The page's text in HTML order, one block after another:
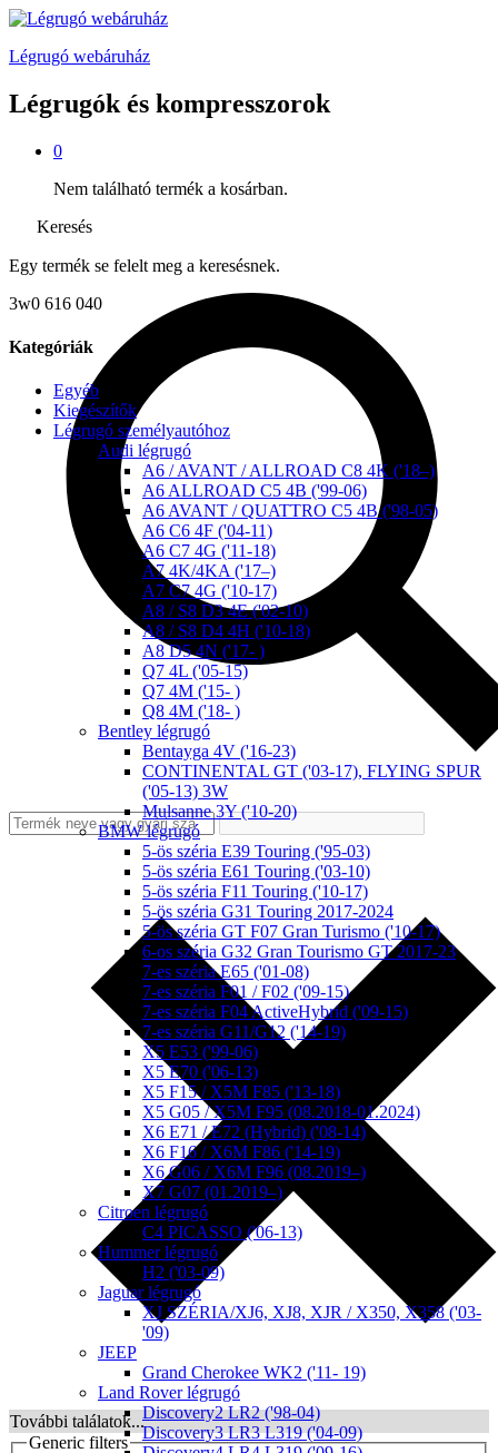
Légrugó webáruház
Légrugók és kompresszorok
0
Nem található termék a kosárban.
Keresés
További találatok...
Generic filters
Egy termék se felelt meg a keresésnek.
3w0 616 040
Kategóriák
Egyéb
Kiegészítők
Légrugó személyautóhoz
Audi légrugó
A6 / AVANT / ALLROAD C8 4K ('18–)
A6 ALLROAD C5 4B ('99-06)
A6 AVANT / QUATTRO C5 4B ('98-05)
A6 C6 4F ('04-11)
A6 C7 4G ('11-18)
A7 4K/4KA ('17–)
A7 C7 4G ('10-17)
A8 / S8 D3 4E ('02-10)
A8 / S8 D4 4H ('10-18)
A8 D5 4N ('17- )
Q7 4L ('05-15)
Q7 4M ('15- )
Q8 4M ('18- )
Bentley légrugó
Bentayga 4V ('16-23)
CONTINENTAL GT ('03-17), FLYING SPUR
('05-13) 3W
Mulsanne 3Y ('10-20)
BMW légrugó
5-ös széria E39 Touring ('95-03)
5-ös széria E61 Touring ('03-10)
5-ös széria F11 Touring ('10-17)
5-ös széria G31 Touring 2017-2024
5-ös széria GT F07 Gran Turismo ('10-17)
6-os széria G32 Gran Tourismo GT 2017-23
7-es széria E65 ('01-08)
7-es széria F01 / F02 ('09-15)
7-es széria F04 ActiveHybrid ('09-15)
7-es széria G11/G12 ('14-19)
X5 E53 ('99-06)
X5 E70 ('06-13)
X5 F15 / X5M F85 ('13-18)
X5 G05 / X5M F95 (08.2018-01.2024)
X6 E71 / E72 (Hybrid) ('08-14)
X6 F16 / X6M F86 ('14-19)
X6 G06 / X6M F96 (08.2019–)
X7 G07 (01.2019–)
Citroen légrugó
C4 PICASSO ('06-13)
Hummer légrugó
H2 ('03-09)
Jaguar légrugó
XJ SZÉRIA/XJ6, XJ8, XJR / X350, X358 ('03-
'09)
JEEP
Grand Cherokee WK2 ('11- 19)
Land Rover légrugó
Discovery2 LR2 ('98-04)
Discovery3 LR3 L319 ('04-09)